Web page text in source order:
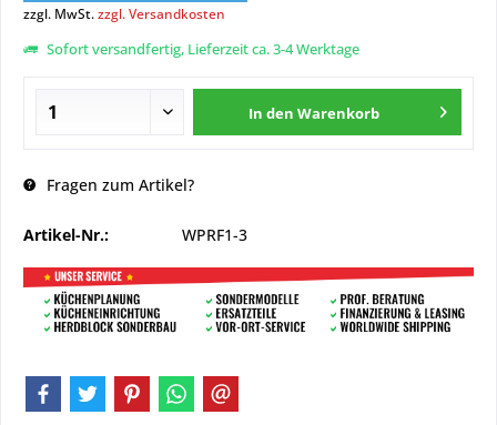
zzgl. MwSt.zzgl. Versandkosten
Sofort versandfertig, Lieferzeit ca. 3-4 Werktage
In den Warenkorb
Fragen zum Artikel?
Artikel-Nr.: WPRF1-3